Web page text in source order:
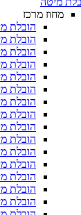
מחוז מרכז
הובלת
הובלת
הובלת
הובלת
הובלת
הובלת
הובלת
הובלת
הובלת
הובלת
הובלת
הובלת
הובלת
הובלת
הובלת